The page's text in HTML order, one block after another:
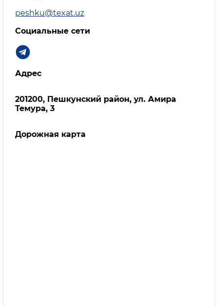
peshku@texat.uz
Социальные сети
Адрес
201200, Пешкунский район, ул. Амира
Темура, 3
Дорожная карта